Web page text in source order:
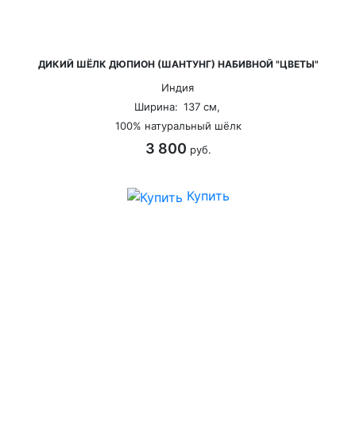
ДИКИЙ ШЁЛК ДЮПИОН (ШАНТУНГ) НАБИВНОЙ "ЦВЕТЫ"
Индия
Ширина: 137 см,
100% натуральный шёлк
3 800руб.
Купить